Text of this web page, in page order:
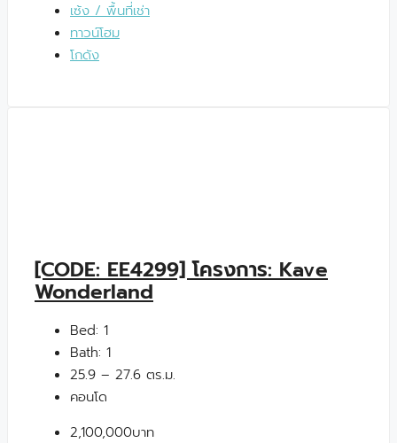
เซ้ง / พื้นที่เช่า
ทาวน์โฮม
โกดัง
[CODE: EE4299] โครงการ: Kave
Wonderland
Bed: 1
Bath: 1
25.9 – 27.6 ตร.ม.
คอนโด
2,100,000บาท